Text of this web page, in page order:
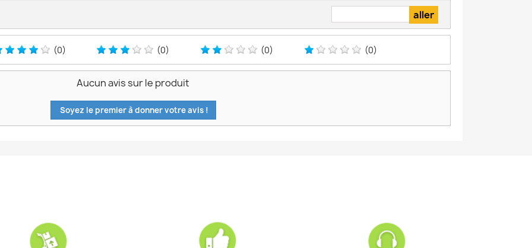
(0) (0) (0) (0)
Aucun avis sur le produit
Soyez le premier à donner votre avis !